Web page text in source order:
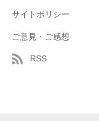
サイトポリシー
ご意見・ご感想
RSS